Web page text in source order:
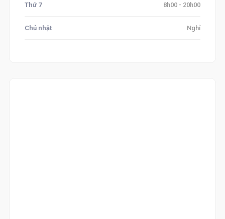
Thứ 7 8h00 - 20h00
Chủ nhật Nghỉ